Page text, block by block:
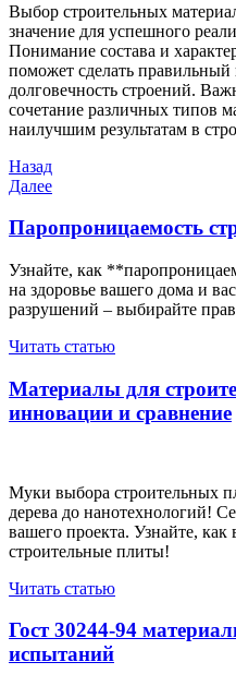
Выбор строительных
значение для успешного
Понимание состава и
поможет сделать правильный
долговечность строений.
сочетание различных типов
наилучшим результатам в
Навигация
по
записям
Предыдущая
запись
Назад
Следующая
Далее
Паропроницаемость
Узнайте, как
на здоровье вашего дома и
разрушений – выбирайте
Читать статью
Материалы для
инновации и сравнение
Муки выбора строительных
дерева до нанотехнологий!
вашего проекта. Узнайте, как
строительные плиты!
Читать статью
Гост 30244-94
испытаний